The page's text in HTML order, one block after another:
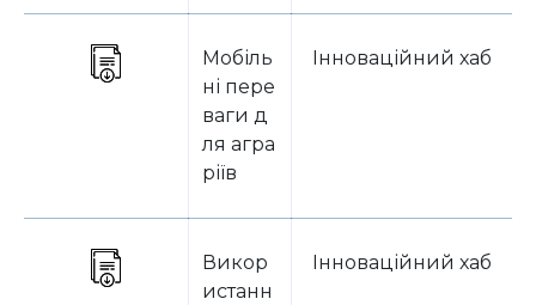
Мобіль
ні пере
ваги д
ля агра
ріїв
Інноваційний хаб
Викор
истанн
Інноваційний хаб